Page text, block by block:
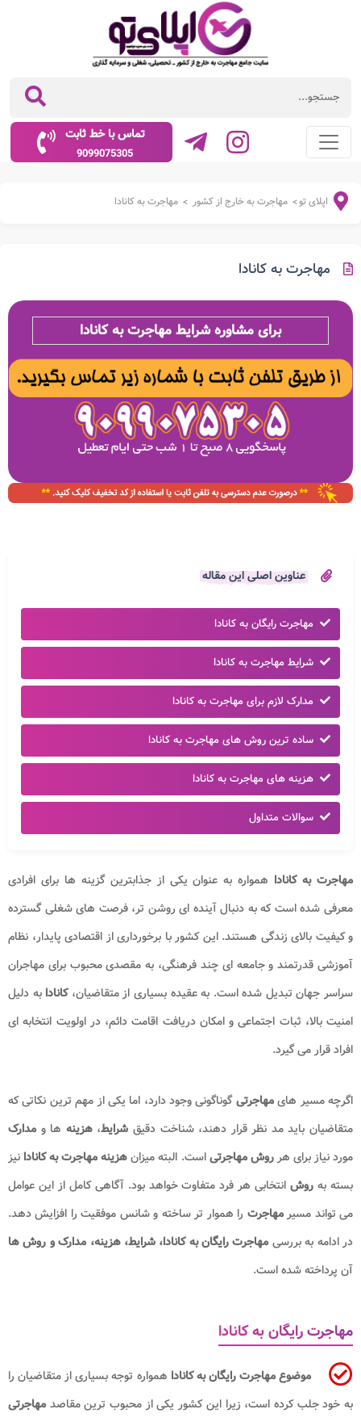
تماس با خط ثابت
9099075305
اپلای تو> مهاجرت به خارج از کشور > مهاجرت به کانادا
مهاجرت به کانادا
برای مشاوره شرایط مهاجرت به کانادا
عناوین اصلی این مقاله
مهاجرت رایگان به کانادا
شرایط مهاجرت به کانادا
مدارک لازم برای مهاجرت به کانادا
ساده ترین روش های مهاجرت به کانادا
هزینه های مهاجرت به کانادا
سوالات متداول
مهاجرت به کانادا همواره به عنوان یکی از جذابترین گزینه ها برای افرادی
معرفی شده است که به دنبال آینده ای روشن تر، فرصت های شغلی گسترده
و کیفیت بالای زندگی هستند. این کشور با برخورداری از اقتصادی پایدار، نظام
آموزشی قدرتمند و جامعه ای چند فرهنگی، به مقصدی محبوب برای مهاجران
سراسر جهان تبدیل شده است. به عقیده بسیاری از متقاضیان،کانادابه دلیل
امنیت بالا، ثبات اجتماعی و امکان دریافت اقامت دائم، در اولویت انتخابه ای
افراد قرار می گیرد.
اگرچه مسیر هایمهاجرتیگوناگونی وجود دارد، اما یکی از مهم ترین نکاتی که
متقاضیان باید مد نظر قرار دهند، شناخت دقیق شرایط،هزینه ها و مدارک
مورد نیاز برای هرروش مهاجرتیاست. البته میزانهزینه مهاجرت به کانادا نیز
بسته به روشانتخابی هر فرد متفاوت خواهد بود. آگاهی کامل از این عوامل
می تواند مسیرمهاجرت را هموار تر ساخته و شانس موفقیت را افزایش دهد.
در ادامه به بررسی مهاجرت رایگان به کانادا، شرایط، هزینه، مدارک و روش ها
آن پرداخته شده است.
مهاجرت رایگان به کانادا
موضوع مهاجرت رایگان به کانادا همواره توجه بسیاری از متقاضیان را
به خود جلب کرده است، زیرا این کشور یکی از محبوب ترین مقاصد مهاجرتی